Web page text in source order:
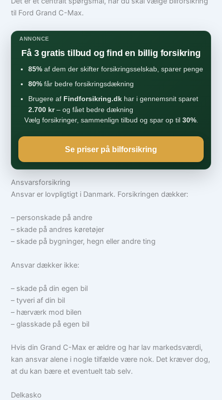
til Ford Grand C-Max.
ANNONCE
Få 3 gratis tilbud og find en billig forsikring
85% af dem der skifter forsikringsselskab, sparer penge
80% får bedre forsikringsdækning
Brugere af Findforsikring.dk har i gennemsnit sparet
2.700 kr– og fået bedre dækning
Vælg forsikringer, sammenlign tilbud og spar op til 30%.
Se priser på bilforsikring
Ansvarsforsikring
Ansvar er lovpligtigt i Danmark. Forsikringen dækker:
– personskade på andre
– skade på andres køretøjer
– skade på bygninger, hegn eller andre ting
Ansvar dækker ikke:
– skade på din egen bil
– tyveri af din bil
– hærværk mod bilen
– glasskade på egen bil
Hvis din Grand C-Max er ældre og har lav markedsværdi,
kan ansvar alene i nogle tilfælde være nok. Det kræver dog,
at du kan bære et eventuelt tab selv.
Delkasko